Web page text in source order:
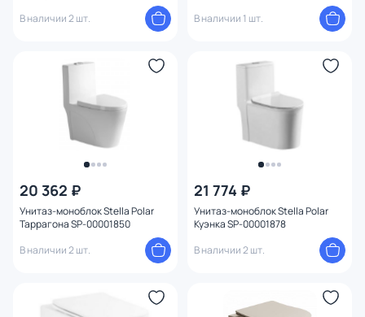
В наличии 2 шт.
В наличии 1 шт.
20 362 ₽
Унитаз-моноблок Stella Polar
Таррагона SP-00001850
В наличии 2 шт.
21 774 ₽
Унитаз-моноблок Stella Polar
Куэнка SP-00001878
В наличии 2 шт.
Направление выпуска
Механизм слива
Тип смыва в чаше
Режим слива воды
Подвод воды